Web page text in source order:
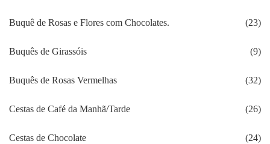
Buquê de Rosas e Flores com Chocolates. (23)
Buquês de Girassóis (9)
Buquês de Rosas Vermelhas (32)
Cestas de Café da Manhã/Tarde (26)
Cestas de Chocolate (24)